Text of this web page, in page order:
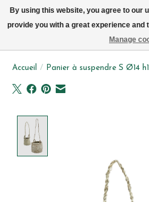
Accueil / Panier à suspendre S Ø14
By using this website, you agree to our
provide you with a great experience and
Manage